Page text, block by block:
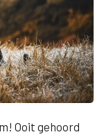
Ooit gehoord